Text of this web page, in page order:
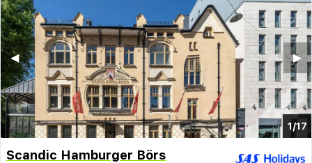
1/17
▶︎
◀︎
Scandic Hamburger Börs